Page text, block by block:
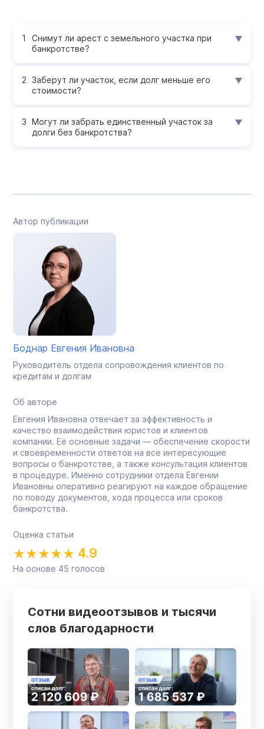
Снимут ли арест с земельного участка при
банкротстве?
Заберут ли участок, если долг меньше его
стоимости?
Могут ли забрать единственный участок за
долги без банкротства?
Автор публикации
Боднар Евгения Ивановна
Руководитель отдела сопровождения клиентов по
кредитам и долгам
Об авторе
Евгения Ивановна отвечает за эффективность и
качество взаимодействия юристов и клиентов
компании. Её основные задачи — обеспечение скорости
и своевременности ответов на все интересующие
вопросы о банкротстве, а также консультация клиентов
в процедуре. Именно сотрудники отдела Евгении
Ивановны оперативно реагируют на каждое обращение
по поводу документов, хода процесса или сроков
банкротства.
Оценка статьи
4.9
На основе 45 голосов
Сотни видеоотзывов и тысячи
слов благодарности